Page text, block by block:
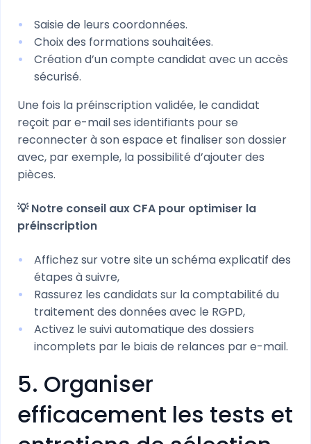
Saisie de leurs coordonnées.
Choix des formations souhaitées.
Création d’un compte candidat avec un accès
sécurisé.
Une fois la préinscription validée, le candidat
reçoit par e-mail ses identifiants pour se
reconnecter à son espace et finaliser son dossier
avec, par exemple, la possibilité d’ajouter des
pièces.
💡 Notre conseil aux CFA pour optimiser la
préinscription
Affichez sur votre site un schéma explicatif des
étapes à suivre,
Rassurez les candidats sur la comptabilité du
traitement des données avec le RGPD,
Activez le suivi automatique des dossiers
incomplets par le biais de relances par e-mail.
5. Organiser
efficacement les tests et